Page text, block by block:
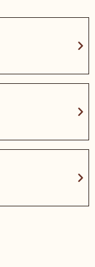
chevron_right
chevron_right
chevron_right